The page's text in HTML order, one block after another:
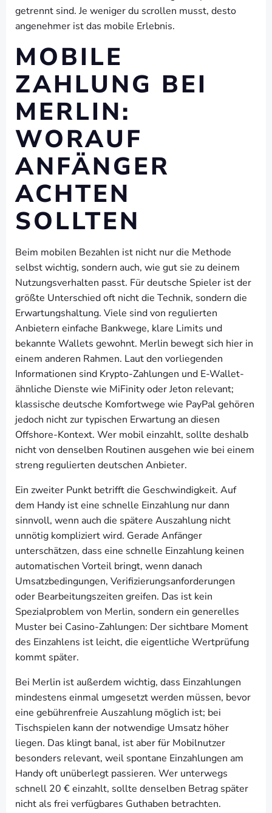
getrennt sind. Je weniger du scrollen musst, desto
angenehmer ist das mobile Erlebnis.
MOBILE
ZAHLUNG BEI
MERLIN:
WORAUF
ANFÄNGER
ACHTEN
SOLLTEN
Beim mobilen Bezahlen ist nicht nur die Methode
selbst wichtig, sondern auch, wie gut sie zu deinem
Nutzungsverhalten passt. Für deutsche Spieler ist der
größte Unterschied oft nicht die Technik, sondern die
Erwartungshaltung. Viele sind von regulierten
Anbietern einfache Bankwege, klare Limits und
bekannte Wallets gewohnt. Merlin bewegt sich hier in
einem anderen Rahmen. Laut den vorliegenden
Informationen sind Krypto-Zahlungen und E-Wallet-
ähnliche Dienste wie MiFinity oder Jeton relevant;
klassische deutsche Komfortwege wie PayPal gehören
jedoch nicht zur typischen Erwartung an diesen
Offshore-Kontext. Wer mobil einzahlt, sollte deshalb
nicht von denselben Routinen ausgehen wie bei einem
streng regulierten deutschen Anbieter.
Ein zweiter Punkt betrifft die Geschwindigkeit. Auf
dem Handy ist eine schnelle Einzahlung nur dann
sinnvoll, wenn auch die spätere Auszahlung nicht
unnötig kompliziert wird. Gerade Anfänger
unterschätzen, dass eine schnelle Einzahlung keinen
automatischen Vorteil bringt, wenn danach
Umsatzbedingungen, Verifizierungsanforderungen
oder Bearbeitungszeiten greifen. Das ist kein
Spezialproblem von Merlin, sondern ein generelles
Muster bei Casino-Zahlungen: Der sichtbare Moment
des Einzahlens ist leicht, die eigentliche Wertprüfung
kommt später.
Bei Merlin ist außerdem wichtig, dass Einzahlungen
mindestens einmal umgesetzt werden müssen, bevor
eine gebührenfreie Auszahlung möglich ist; bei
Tischspielen kann der notwendige Umsatz höher
liegen. Das klingt banal, ist aber für Mobilnutzer
besonders relevant, weil spontane Einzahlungen am
Handy oft unüberlegt passieren. Wer unterwegs
schnell 20 € einzahlt, sollte denselben Betrag später
nicht als frei verfügbares Guthaben betrachten.